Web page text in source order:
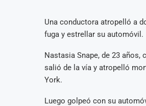
Una conductora atropelló a
fuga y estrellar su automóvil.
Nastasia Snape, de 23 años,
salió de la vía y atropelló
York.
Luego golpeó con su